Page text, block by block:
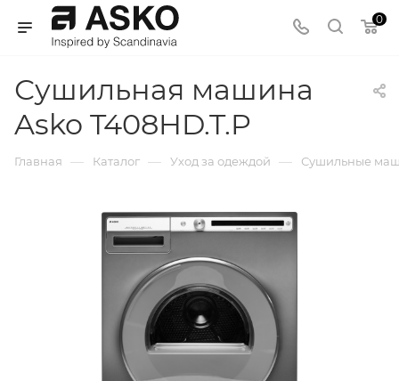
0
Сушильная машина
Asko T408HD.T.P
Главная — Каталог — Уход за одеждой — Сушильные